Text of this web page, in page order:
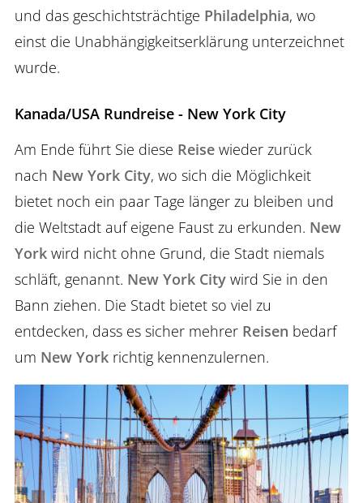
und das geschichtsträchtige Philadelphia, wo
einst die Unabhängigkeitserklärung unterzeichnet
wurde.
Kanada/USA Rundreise - New York City
Am Ende führt Sie diese Reisewieder zurück
nach New York City, wo sich die Möglichkeit
bietet noch ein paar Tage länger zu bleiben und
die Weltstadt auf eigene Faust zu erkunden. New
Yorkwird nicht ohne Grund, die Stadt niemals
schläft, genannt. New York Citywird Sie in den
Bann ziehen. Die Stadt bietet so viel zu
entdecken, dass es sicher mehrer Reisen bedarf
um New Yorkrichtig kennenzulernen.